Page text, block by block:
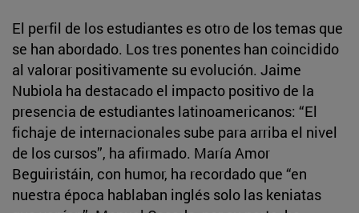
El perfil de los estudiantes es otro de los temas que
se han abordado. Los tres ponentes han coincidido
al valorar positivamente su evolución. Jaime
Nubiola ha destacado el impacto positivo de la
presencia de estudiantes latinoamericanos: “El
fichaje de internacionales sube para arriba el nivel
de los cursos”, ha afirmado. María Amor
Beguiristáin, con humor, ha recordado que “en
nuestra época hablaban inglés solo las keniatas